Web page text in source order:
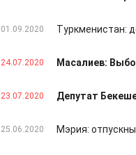
01.09.2020 Туркменистан:
24.07.2020 Масалиев:
23.07.2020 Депутат
25.06.2020 Мэрия: